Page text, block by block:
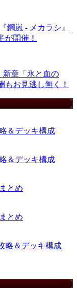
鋼嵐 - メカラシ』
が開催！
新章「氷と血の
お見逃し無く！
＆デッキ構成
＆デッキ構成
とめ
とめ
略＆デッキ構成